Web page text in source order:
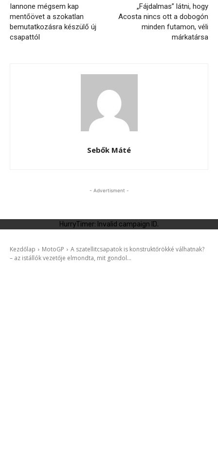
Iannone mégsem kap
mentőövet a szokatlan
bemutatkozásra készülő új
csapattól
„Fájdalmas” látni, hogy
Acosta nincs ott a dobogón
minden futamon, véli
márkatársa
Sebők Máté
- Advertisment -